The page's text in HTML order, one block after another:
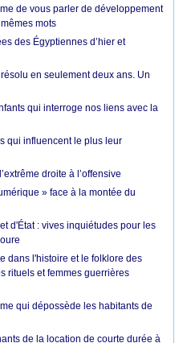
de vous parler de développement
mots
des Égyptiennes d’hier et
en seulement deux ans. Un
qui interroge nos liens avec la
qui influencent le plus leur
droite à l’offensive
» face à la montée du
d'État : vives inquiétudes pour les
dans l'histoire et le folklore des
rituels et femmes guerrières
qui dépossède les habitants de
de la location de courte durée à